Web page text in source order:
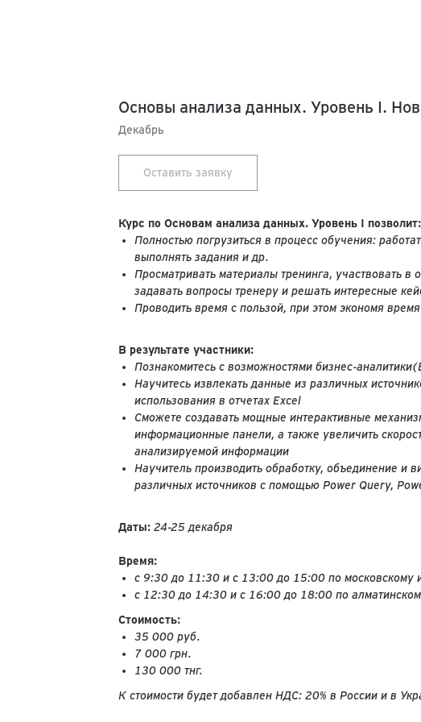
Основы анализа данных. Уровень I.
Декабрь
Оставить заявку
Курс по Основам анализа данных. Уровень I позволит:
Полностью погрузиться в процесс обучения:
выполнять задания и др.
Просматривать материалы тренинга, участвовать в
задавать вопросы тренеру и решать интересные
Проводить время с пользой, при этом экономя
В результате участники:
Познакомитесь с возможностями бизнес-
Научитесь извлекать данные из различных
использования в отчетах Excel
Сможете создавать мощные интерактивные
информационные панели, а также увеличить
анализируемой информации
Научитель производить обработку, объединение и
различных источников с помощью Power Query,
Даты: 24-25 декабря
Время:
с 9:30 до 11:30 и с 13:00 до 15:00 по московскому
с 12:30 до 14:30 и с 16:00 до 18:00 по
Стоимость:
35 000 руб.
7 000 грн.
130 000 тнг.
К стоимости будет добавлен НДС: 20% в России и в